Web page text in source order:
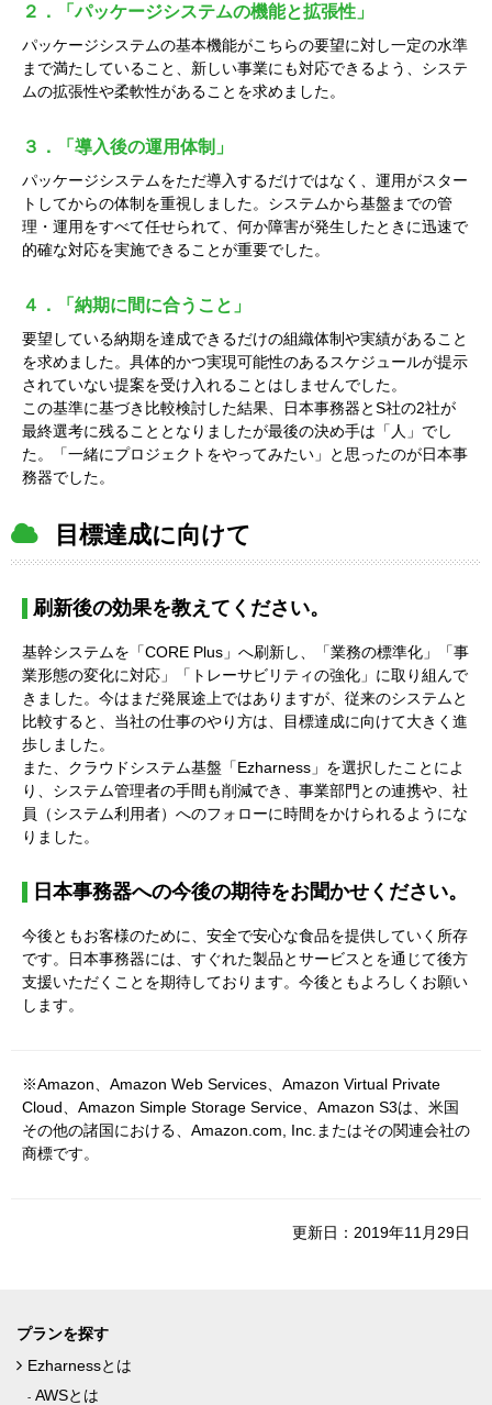
２．「パッケージシステムの機能と拡張性」
パッケージシステムの基本機能がこちらの要望に対し一定の水準
まで満たしていること、新しい事業にも対応できるよう、システ
ムの拡張性や柔軟性があることを求めました。
３．「導入後の運用体制」
パッケージシステムをただ導入するだけではなく、運用がスター
トしてからの体制を重視しました。システムから基盤までの管
理・運用をすべて任せられて、何か障害が発生したときに迅速で
的確な対応を実施できることが重要でした。
４．「納期に間に合うこと」
要望している納期を達成できるだけの組織体制や実績があること
を求めました。具体的かつ実現可能性のあるスケジュールが提示
されていない提案を受け入れることはしませんでした。
この基準に基づき比較検討した結果、日本事務器とS社の2社が
最終選考に残ることとなりましたが最後の決め手は「人」でし
た。「一緒にプロジェクトをやってみたい」と思ったのが日本事
務器でした。
目標達成に向けて
刷新後の効果を教えてください。
基幹システムを「CORE Plus」へ刷新し、「業務の標準化」「事
業形態の変化に対応」「トレーサビリティの強化」に取り組んで
きました。今はまだ発展途上ではありますが、従来のシステムと
比較すると、当社の仕事のやり方は、目標達成に向けて大きく進
歩しました。
また、クラウドシステム基盤「Ezharness」を選択したことによ
り、システム管理者の手間も削減でき、事業部門との連携や、社
員（システム利用者）へのフォローに時間をかけられるようにな
りました。
日本事務器への今後の期待をお聞かせください。
今後ともお客様のために、安全で安心な食品を提供していく所存
です。日本事務器には、すぐれた製品とサービスとを通じて後方
支援いただくことを期待しております。今後ともよろしくお願い
します。
※Amazon、Amazon Web Services、Amazon Virtual Private
Cloud、Amazon Simple Storage Service、Amazon S3は、米国
その他の諸国における、Amazon.com, Inc.またはその関連会社の
商標です。
更新日：2019年11月29日
プランを探す
Ezharnessとは
AWSとは